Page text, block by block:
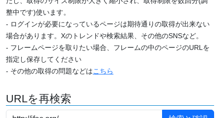
整中です)使います。
- ログインが必要になっているページは期待通りの取得が出来ない
場合があります。Xのトレンドや検索結果、その他のSNSなど。
- フレームページを取りたい場合、フレームの中のページのURLを
指定し保存してください
- その他の取得の問題などはこちら
URLを再検索